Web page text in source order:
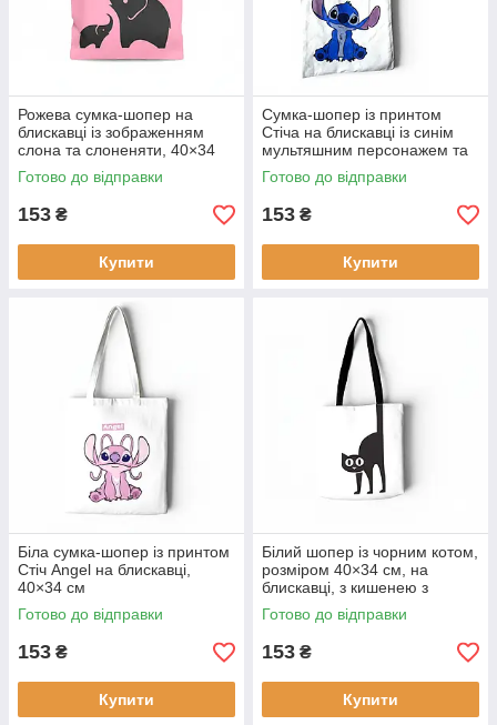
Рожева сумка-шопер на
блискавці із зображенням
слона та слоненяти, 40×34
см
Готово до відправки
153 ₴
Купити
Сумка-шопер із принтом
Стіча на блискавці із синім
мультяшним персонажем та
внутрішньою кишенею, 40×34
см
Готово до відправки
153 ₴
Купити
Біла сумка-шопер із принтом
Стіч Angel на блискавці,
40×34 см
Готово до відправки
153 ₴
Купити
Білий шопер із чорним котом,
розміром 40×34 см, на
блискавці, з кишенею з
принтом
Готово до відправки
153 ₴
Купити